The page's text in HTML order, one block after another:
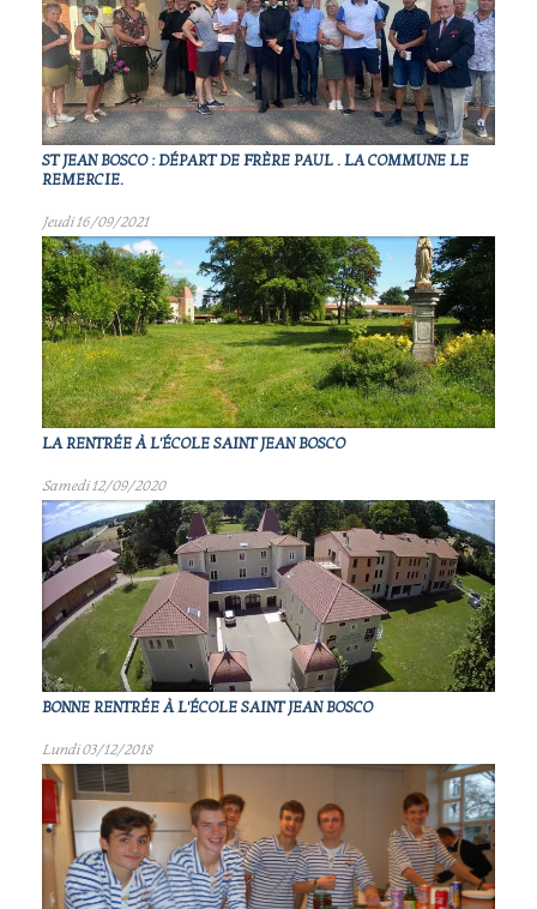
ST JEAN BOSCO : DÉPART DE FRÈRE PAUL . LA COMMUNE LE
REMERCIE.
Jeudi 16/09/2021
LA RENTRÉE À L'ÉCOLE SAINT JEAN BOSCO
Samedi 12/09/2020
BONNE RENTRÉE À L'ÉCOLE SAINT JEAN BOSCO
Lundi 03/12/2018